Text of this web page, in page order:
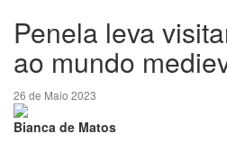
Penela leva
ao mundo
26 de Maio 2023
Bianca de Matos